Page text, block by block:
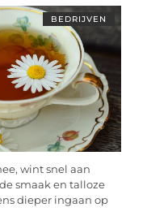
BEDRIJVEN
wint snel aan
smaak en talloze
dieper ingaan op